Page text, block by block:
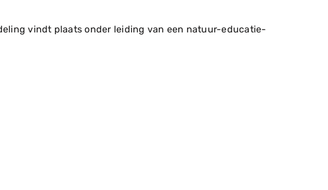
vindt plaats onder leiding van een natuur-educatie-